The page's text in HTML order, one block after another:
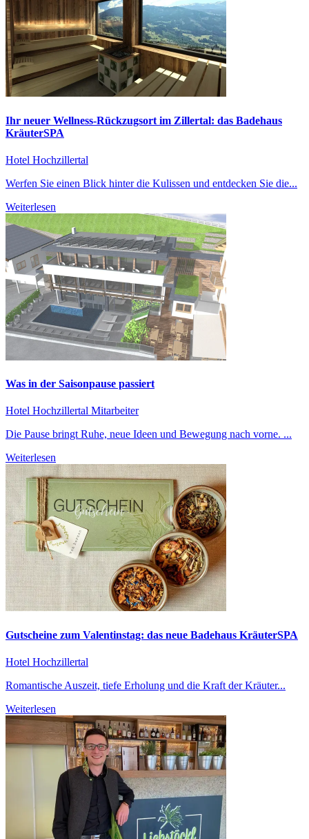
Ihr neuer Wellness-Rückzugsort im Zillertal: das Badehaus
KräuterSPA
Hotel Hochzillertal
Werfen Sie einen Blick hinter die Kulissen und entdecken Sie die...
Weiterlesen
Was in der Saisonpause passiert
Hotel Hochzillertal Mitarbeiter
Die Pause bringt Ruhe, neue Ideen und Bewegung nach vorne. ...
Weiterlesen
Gutscheine zum Valentinstag: das neue Badehaus KräuterSPA
Hotel Hochzillertal
Romantische Auszeit, tiefe Erholung und die Kraft der Kräuter...
Weiterlesen